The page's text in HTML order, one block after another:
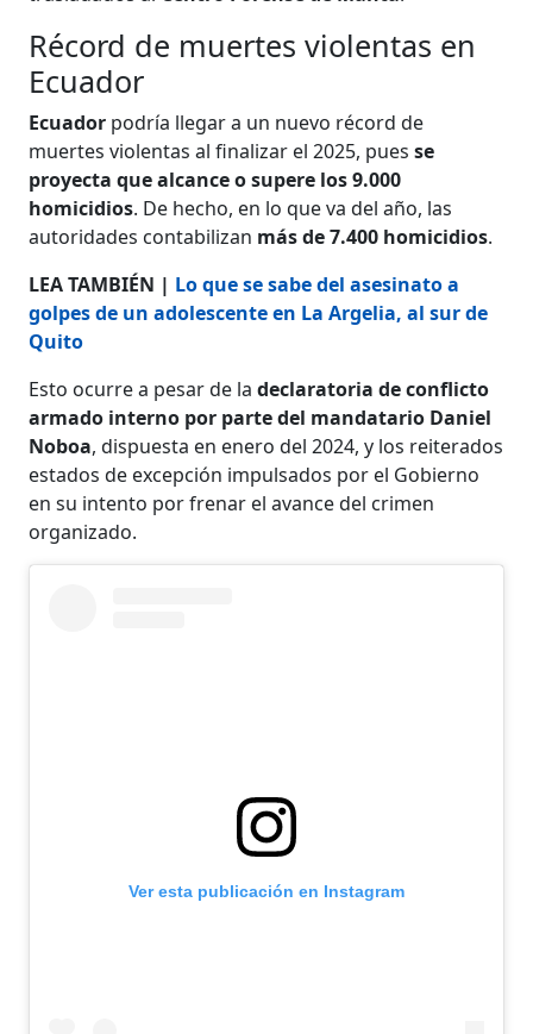
Récord de muertes violentas en
Ecuador
Ecuador podría llegar a un nuevo récord de
muertes violentas al finalizar el 2025, puesse
proyecta que alcance o supere los 9.000
homicidios. De hecho, en lo que va del año, las
autoridades contabilizan más de 7.400 homicidios.
LEA TAMBIÉN | Lo que se sabe del asesinato a
golpes de un adolescente en La Argelia, al sur de
Quito
Esto ocurre a pesar de la declaratoria de conflicto
armado interno por parte del mandatario Daniel
Noboa, dispuesta en enero del 2024, y los reiterados
estados de excepción impulsados por el Gobierno
en su intento por frenar el avance del crimen
organizado.
Ver esta publicación en Instagram